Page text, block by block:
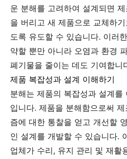
운 분해를 고려하여 설계되면
을 버리고 새 제품으로 교체하
도록 유도할 수 있습니다. 이러
약할 뿐만 아니라 오염과 환경
폐기물을 줄이는 데도 기여합니
제품 복잡성과 설계 이해하기
분해는 제품의 복잡성과 설계를
입니다. 제품을 분해함으로써
즘에 대한 통찰을 얻고 개선할
인 설계를 개발할 수 있습니다.
업체가 수리, 유지 관리 및 재활